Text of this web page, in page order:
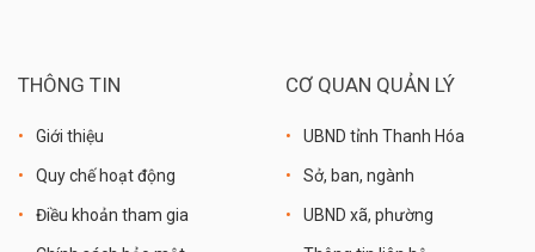
THÔNG TIN
Giới thiệu
Quy chế hoạt động
Điều khoản tham gia
CƠ QUAN QUẢN LÝ
UBND tỉnh Thanh Hóa
Sở, ban, ngành
UBND xã, phường